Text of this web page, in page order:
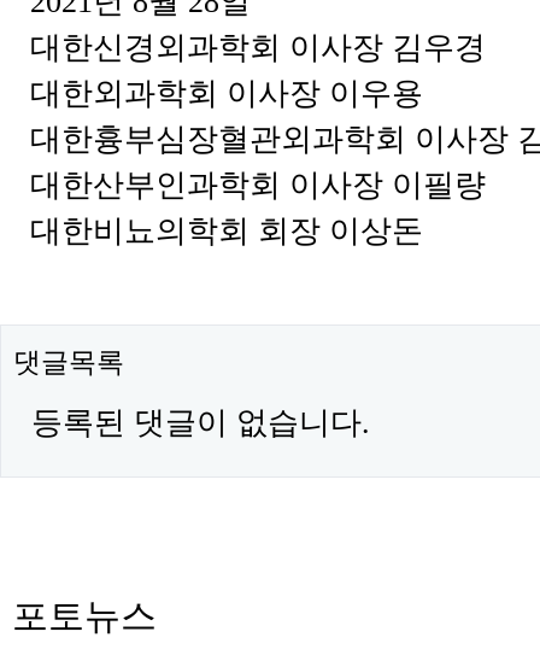
대한신경외과학회 이사장 김우경
대한외과학회 이사장 이우용
대한흉부심장혈관외과학회 이사장
대한산부인과학회 이사장 이필량
대한비뇨의학회 회장 이상돈
댓글목록
등록된 댓글이 없습니다.
포토뉴스